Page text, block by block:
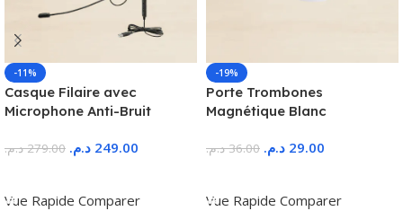
-11%
Casque Filaire avec
Microphone Anti-Bruit
279.00 د.م. 249.00 د.م.
Vue Rapide Comparer
-19%
Porte Trombones
Magnétique Blanc
36.00 د.م. 29.00 د.م.
Vue Rapide Comparer